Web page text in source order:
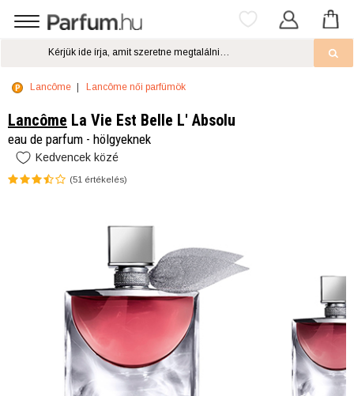
Lancôme Lancôme női parfümök
Lancôme La Vie Est Belle L' Absolu
eau de parfum - hölgyeknek
Kedvencek közé
(51 értékelés)